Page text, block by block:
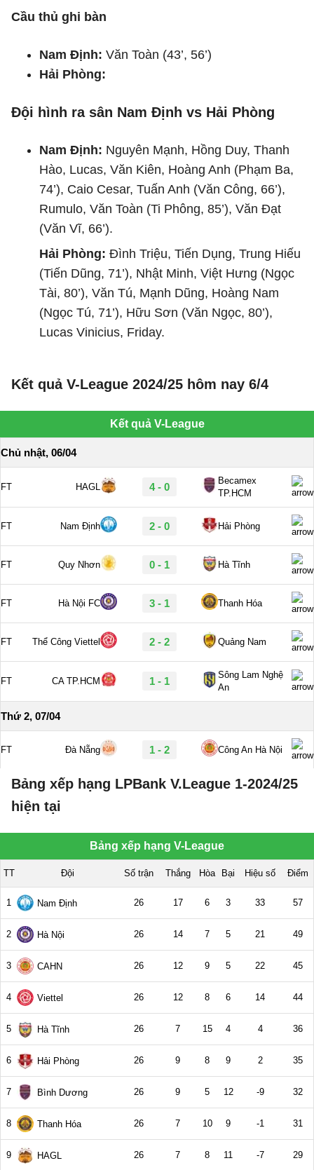
Cầu thủ ghi bàn
Nam Định: Văn Toàn (43’, 56’)
Hải Phòng:
Đội hình ra sân Nam Định vs Hải Phòng
Nam Định: Nguyên Mạnh, Hồng Duy, Thanh
Hào, Lucas, Văn Kiên, Hoàng Anh (Phạm Ba,
74’), Caio Cesar, Tuấn Anh (Văn Công, 66’),
Rumulo, Văn Toàn (Ti Phông, 85’), Văn Đạt
(Văn Vĩ, 66’).
Hải Phòng: Đình Triệu, Tiến Dụng, Trung Hiếu
(Tiến Dũng, 71’), Nhật Minh, Việt Hưng (Ngọc
Tài, 80’), Văn Tú, Mạnh Dũng, Hoàng Nam
(Ngọc Tú, 71’), Hữu Sơn (Văn Ngọc, 80’),
Lucas Vinicius, Friday.
Kết quả V-League 2024/25 hôm nay 6/4
Bảng xếp hạng LPBank V.League 1-2024/25
hiện tại